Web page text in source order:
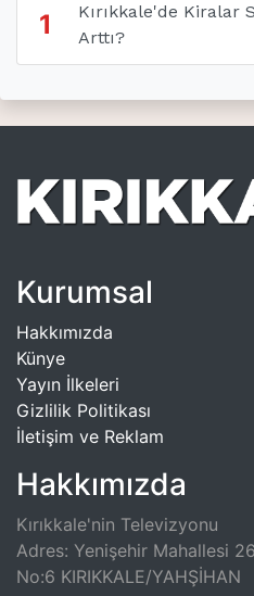
1
Kırıkkale'de Kiralar
Arttı?
Kurumsal
Hakkımızda
Künye
Yayın İlkeleri
Gizlilik Politikası
İletişim ve Reklam
Hakkımızda
Kırıkkale'nin Televizyonu
Adres: Yenişehir Mahallesi
No:6 KIRIKKALE/YAHŞİHAN